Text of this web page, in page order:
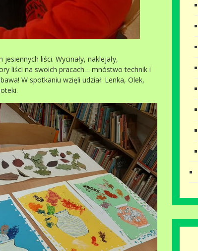
liści. Wycinały, naklejały,
liści na swoich pracach… mnóstwo technik i
W spotkaniu wzięli udział: Lenka, Olek,